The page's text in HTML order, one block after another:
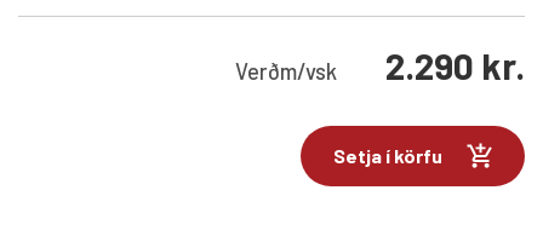
Verðm/vsk 2.290 kr.
Setja í körfu